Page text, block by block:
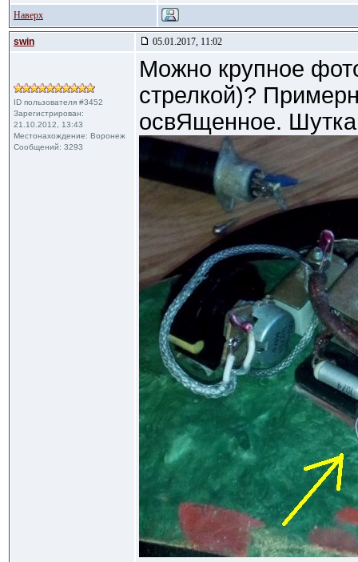
Наверх
swin 05.01.2017, 11:02
ID пользователя #3452
Зарегистрирован:
21.10.2012, 13:43
Местонахождение: Воронеж
Сообщений: 3293
Можно крупное
стрелкой)?
освЯщенное.